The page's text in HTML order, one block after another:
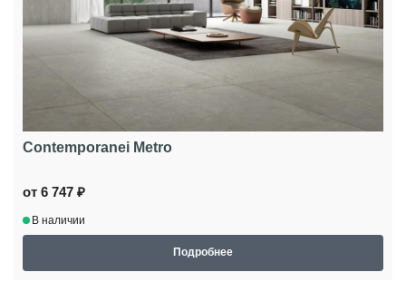
Contemporanei Metro
от 6 747 ₽
В наличии
Подробнее